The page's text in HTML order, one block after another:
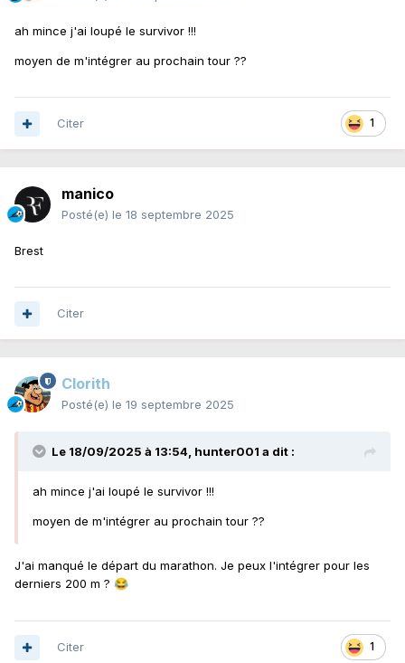
ah mince j'ai loupé le survivor !!!
moyen de m'intégrer au prochain tour ??
1
Citer
manico
Posté(e) le 18 septembre 2025
Brest
Citer
Clorith
Posté(e) le 19 septembre 2025
Le 18/09/2025 à 13:54, hunter001 a dit :
ah mince j'ai loupé le survivor !!!
moyen de m'intégrer au prochain tour ??
J'ai manqué le départ du marathon. Je peux l'intégrer pour les
derniers 200 m ? 😂
1
Citer